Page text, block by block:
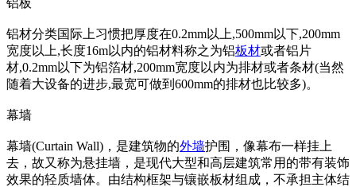
铝板
铝材分类国际上习惯把厚度在0.2mm以上,500mm以下,200mm
宽度以上,长度16m以内的铝材料称之为铝板材或者铝片
材,0.2mm以下为铝箔材,200mm宽度以内为排材或者条材(当然
随着大设备的进步,最宽可做到600mm的排材也比较多)。
幕墙
幕墙(Curtain Wall)，是建筑物的外墙护围，像幕布一样挂上
去，故又称为悬挂墙，是现代大型和高层建筑常用的带有装饰
效果的轻质墙体。由结构框架与镶嵌板材组成，不承担主体结